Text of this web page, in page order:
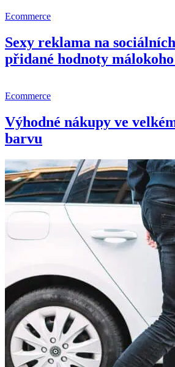
Ecommerce
Sexy reklama na
přidané hodnoty
Ecommerce
Výhodné nákupy ve
barvu